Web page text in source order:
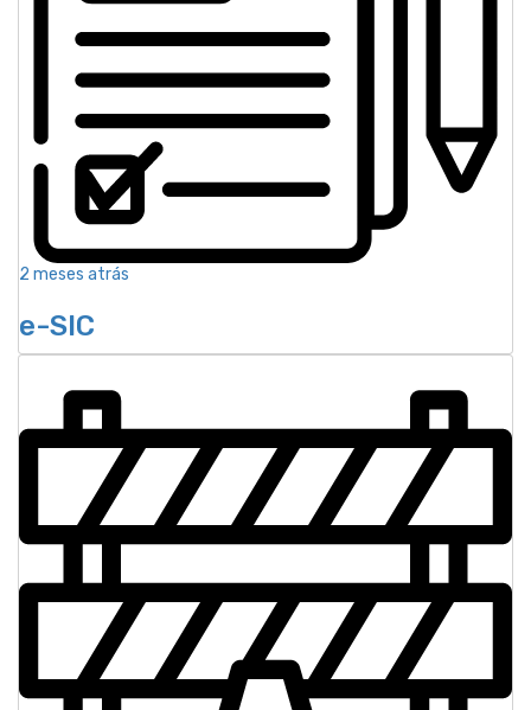
2 meses atrás
e-SIC